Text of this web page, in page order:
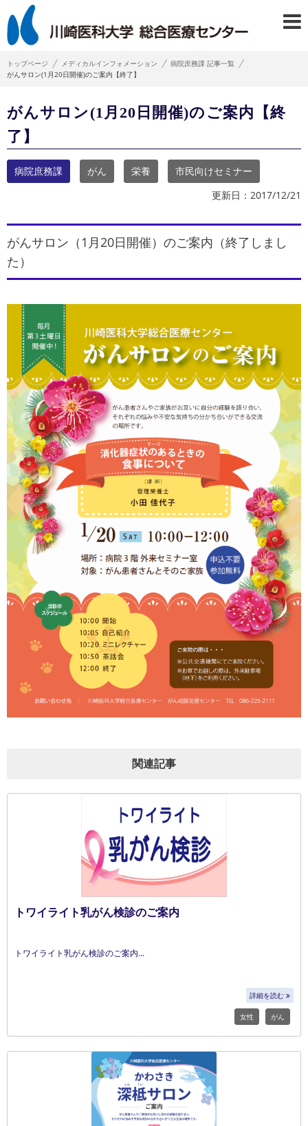
トップページ メディカルインフォメーション
病院庶務課 記事一覧
がんサロン(1月20日開催)のご案内【終了】
がんサロン(1月20日開催)のご案内【終
了】
病院庶務課 がん 栄養
市民向けセミナー
更新日：2017/12/21
がんサロン（1月20日開催）のご案内（終了しまし
た）
関連記事
トワイライト乳がん検診のご案内
トワイライト乳がん検診のご案内
詳細を読む
女性 がん